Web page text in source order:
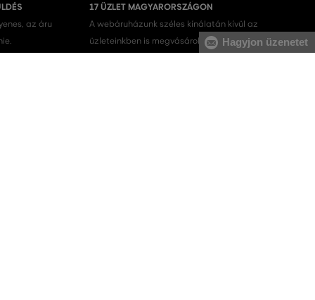
az áru
17 ÜZLET MAGYARORSZÁGON
A webáruházunk széles kínálatán kívül az
üzleteinkben is megvásárolhatja egyes termékeinket.
Hagyjon üzenetet